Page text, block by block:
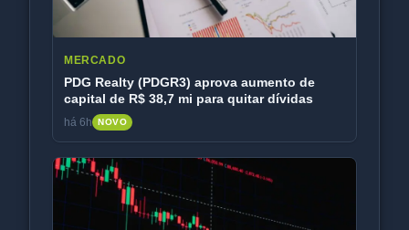
MERCADO
PDG Realty (PDGR3) aprova aumento de
capital de R$ 38,7 mi para quitar dívidas
há 6h NOVO